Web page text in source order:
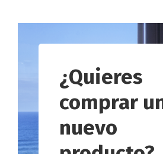
¿Quieres
comprar
nuevo